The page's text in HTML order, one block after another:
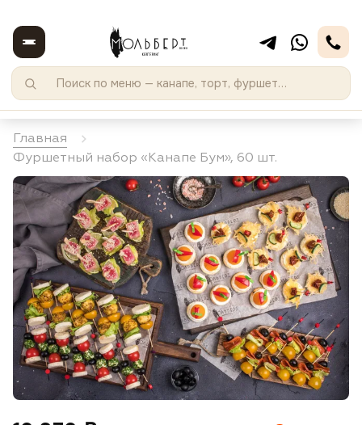
Главная
Фуршетный набор «Канапе Бум», 60 шт.